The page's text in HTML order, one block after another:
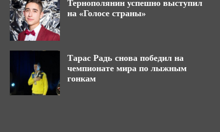
Тернополянин успешно выступил
на «Голосе страны»
Тарас Радь снова победил на
чемпионате мира по лыжным
гонкам